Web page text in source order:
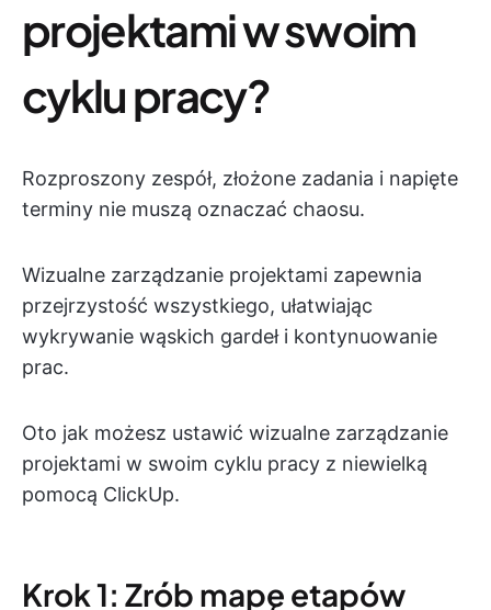
projektami w swoim
cyklu pracy?
Rozproszony zespół, złożone zadania i napięte
terminy nie muszą oznaczać chaosu.
Wizualne zarządzanie projektami zapewnia
przejrzystość wszystkiego, ułatwiając
wykrywanie wąskich gardeł i kontynuowanie
prac.
Oto jak możesz ustawić wizualne zarządzanie
projektami w swoim cyklu pracy z niewielką
pomocą ClickUp.
Krok 1: Zrób mapę etapów